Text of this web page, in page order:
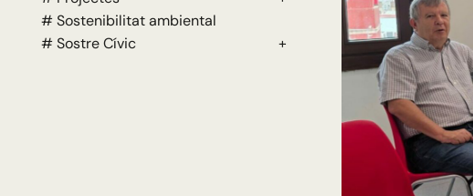
# Sostenibilitat ambiental
# Sostre Cívic
+